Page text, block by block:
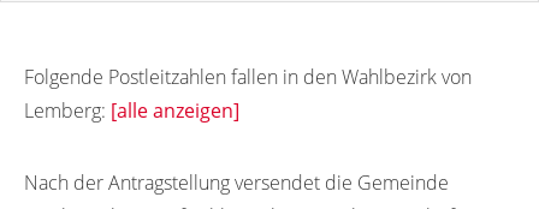
Folgende Postleitzahlen fallen in den Wahlbezirk von
Lemberg: [alle anzeigen]
Nach der Antragstellung versendet die Gemeinde